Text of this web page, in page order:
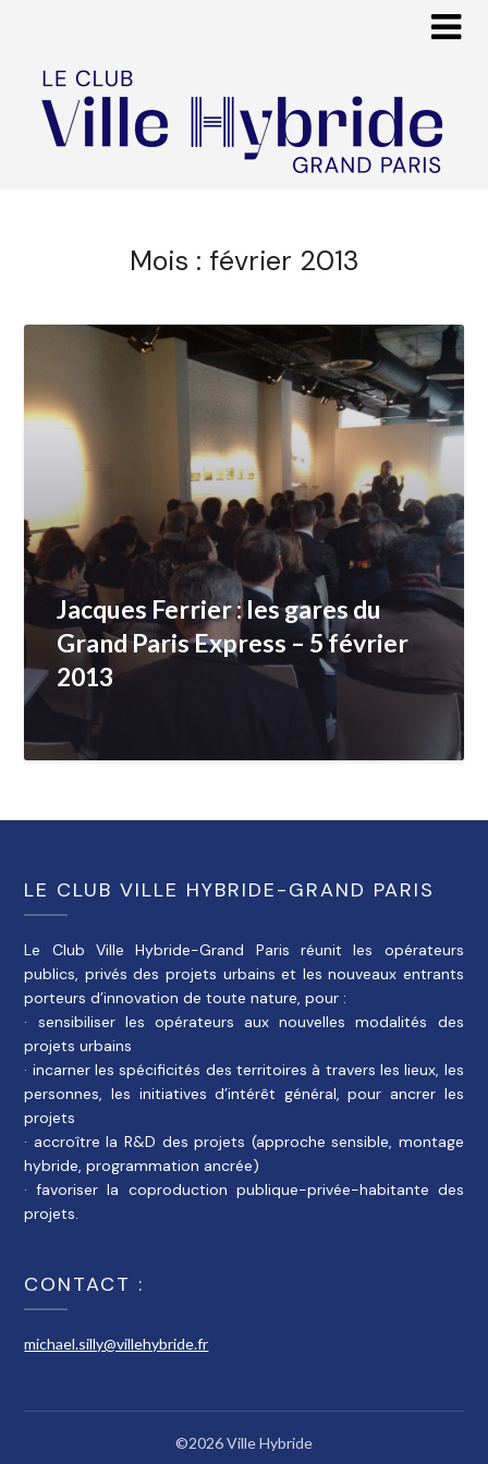
Mois : février 2013
Jacques Ferrier : les gares du
Grand Paris Express – 5 février
2013
LE CLUB VILLE HYBRIDE-GRAND PARIS
Le Club Ville Hybride-Grand Paris réunit les opérateurs
publics, privés des projets urbains et les nouveaux entrants
porteurs d’innovation de toute nature, pour :
· sensibiliser les opérateurs aux nouvelles modalités des
projets urbains
· incarner les spécificités des territoires à travers les lieux, les
personnes, les initiatives d’intérêt général, pour ancrer les
projets
· accroître la R&D des projets (approche sensible, montage
hybride, programmation ancrée)
· favoriser la coproduction publique-privée-habitante des
projets.
CONTACT :
michael.silly@villehybride.fr
©2026 Ville Hybride